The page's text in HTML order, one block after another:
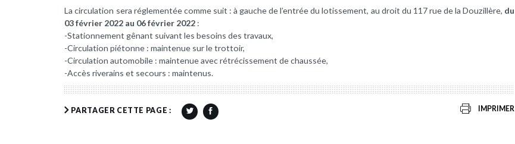
La circulation sera réglementée comme suit : à gauche de l’entrée du lotissement, au droit du 117 rue de la Douzillère, du
03 février 2022 au 06 février 2022 :
-Stationnement gênant suivant les besoins des travaux,
-Circulation piétonne : maintenue sur le trottoir,
-Circulation automobile : maintenue avec rétrécissement de chaussée,
-Accès riverains et secours : maintenus.
PARTAGER CETTE PAGE : IMPRIMER